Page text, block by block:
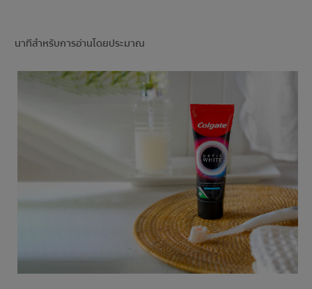
นาทีสำหรับการอ่านโดยประมาณ